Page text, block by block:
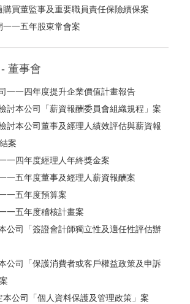
購買董監事及重要職員責任保險續保案
一一五年股東常會案
董事會
一一四年度提升企業價值計畫報告
討本公司「薪資報酬委員會組織規程」案
討本公司董事及經理人績效評估與薪資報
案
一四年度經理人年終獎金案
一五年度董事及經理人薪資報酬案
一五年度預算案
一五年度稽核計畫案
公司「簽證會計師獨立性及適任性評估辦
公司「保護消費者或客戶權益政策及申訴
本公司「個人資料保護及管理政策」案